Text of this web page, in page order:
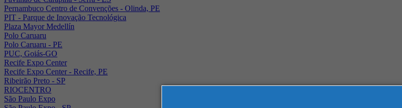
Pernambuco Centro de Convenções - Olinda, PE
PIT - Parque de Inovação Tecnológica
Plaza Mayor Medellín
Polo Caruaru
Polo Caruaru - PE
PUC, Goiás-GO
Recife Expo Center
Recife Expo Center - Recife, PE
Ribeirão Preto - SP
RIOCENTRO
São Paulo Expo